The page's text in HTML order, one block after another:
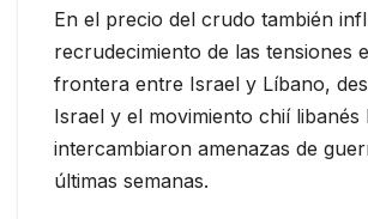
En el precio del crudo también
recrudecimiento de las tensiones
frontera entre Israel y Líbano,
Israel y el movimiento chií libanés
intercambiaron amenazas de
últimas semanas.